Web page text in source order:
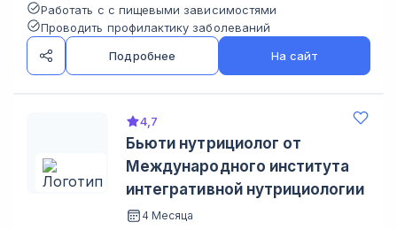
Работать с с пищевыми зависимостями
Проводить профилактику заболеваний
Подробнее
На сайт
4,7
Бьюти нутрициолог от
Международного института
интегративной нутрициологии
4 Месяца